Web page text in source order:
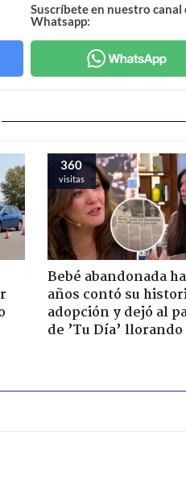
Suscríbete en nuestro canal
Whatsapp:
360
visitas
Bebé abandonada
años contó su
adopción y dejó al
de ’Tu Día’ llorando